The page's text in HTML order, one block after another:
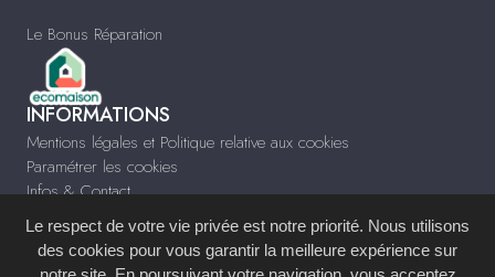
Le Bonus Réparation
INFORMATIONS
Mentions légales et Politique relative aux cookies
Paramétrer les cookies
Infos & Contact
Le respect de votre vie privée est notre priorité. Nous utilisons
des cookies pour vous garantir la meilleure expérience sur